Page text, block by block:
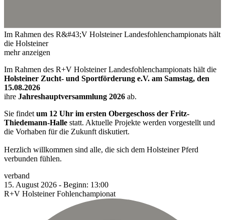
Im Rahmen des R&#43;V Holsteiner Landesfohlenchampionats hält
die Holsteiner
mehr anzeigen
Im Rahmen des R+V Holsteiner Landesfohlenchampionats hält die
Holsteiner Zucht- und Sportförderung e.V. am Samstag, den
15.08.2026
ihre Jahreshauptversammlung 2026 ab.
Sie findet um 12 Uhr im ersten Obergeschoss der Fritz-
Thiedemann-Halle statt. Aktuelle Projekte werden vorgestellt und
die Vorhaben für die Zukunft diskutiert.
Herzlich willkommen sind alle, die sich dem Holsteiner Pferd
verbunden fühlen.
verband
15. August 2026 - Beginn: 13:00
R+V Holsteiner Fohlenchampionat